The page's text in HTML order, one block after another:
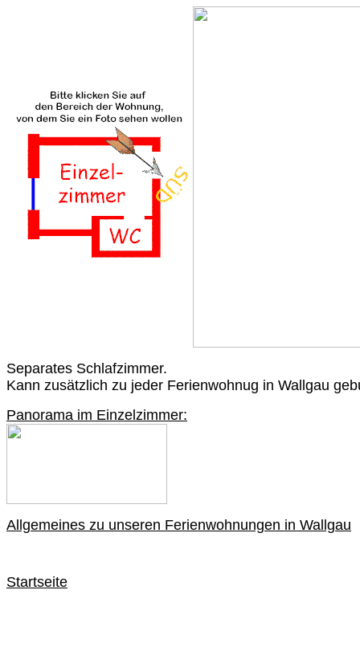
Separates Schlafzimmer.
Kann zusätzlich zu jeder Ferienwohnug in Wallgau
Panorama im Einzelzimmer:
Allgemeines zu unseren Ferienwohnungen in Wallgau
Startseite